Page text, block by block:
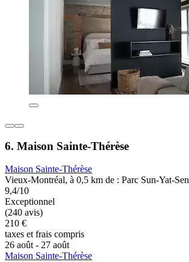
6. Maison Sainte-Thérèse
Maison Sainte-Thérèse
Vieux-Montréal, à 0,5 km de : Parc Sun-Yat-Sen
9,4/10
Exceptionnel
(240 avis)
210 €
taxes et frais compris
26 août - 27 août
Maison Sainte-Thérèse